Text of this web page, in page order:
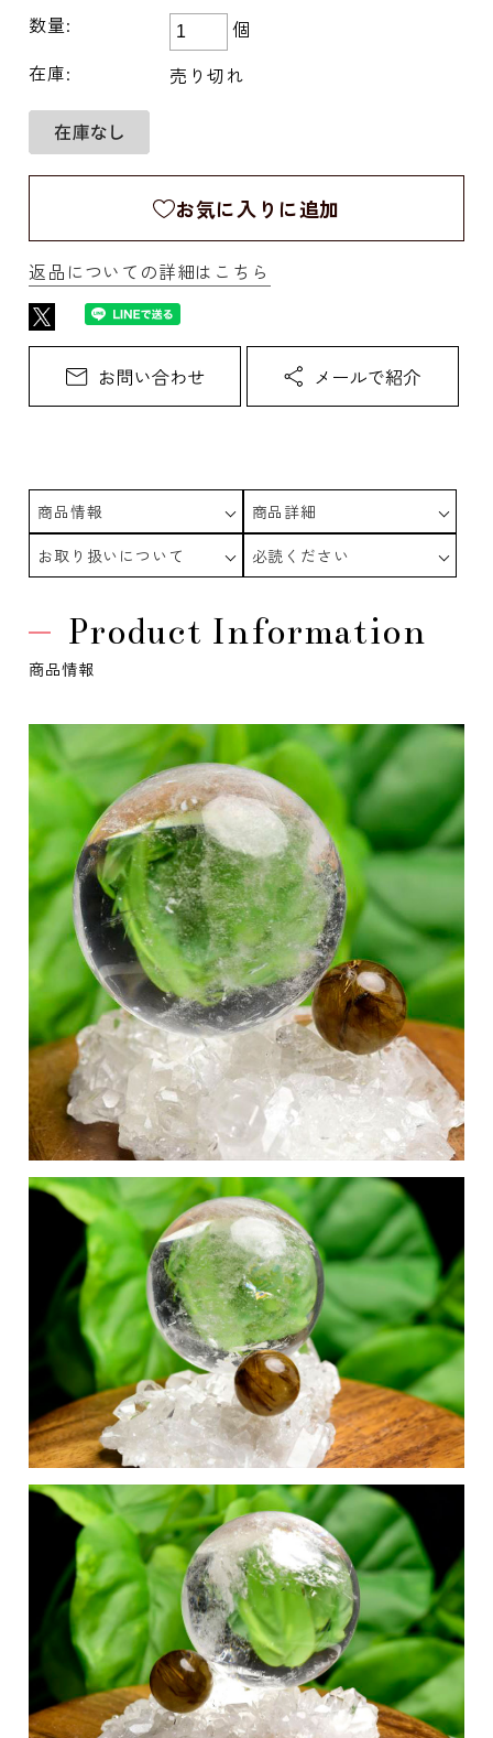
数量:
個
在庫:
売り切れ
お気に入りに追加
返品についての詳細はこちら
商品情報
商品詳細
お取り扱いについて
必読ください
Product Information
商品情報